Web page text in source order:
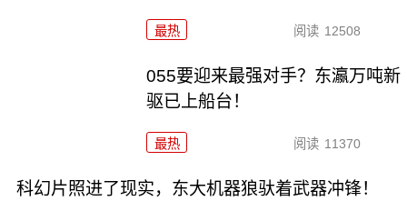
最热 阅读 12508
055要迎来最强对手？东瀛万吨新
驱已上船台！
最热 阅读 11370
科幻片照进了现实，东大机器狼驮着武器冲锋！